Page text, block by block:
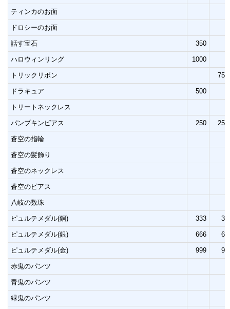
ティンカのお面
ドロシーのお面
話す宝石 350
ハロウィンリング 1000
トリックリボン 750
ドラキュア 500
トリートネックレス
パンプキンピアス 250 250
蒼空の指輪
蒼空の髪飾り
蒼空のネックレス
蒼空のピアス
八岐の数珠
ピュルテメダル(銅) 333 33
ピュルテメダル(銀) 666 66
ピュルテメダル(金) 999 99
赤鬼のパンツ
青鬼のパンツ
緑鬼のパンツ